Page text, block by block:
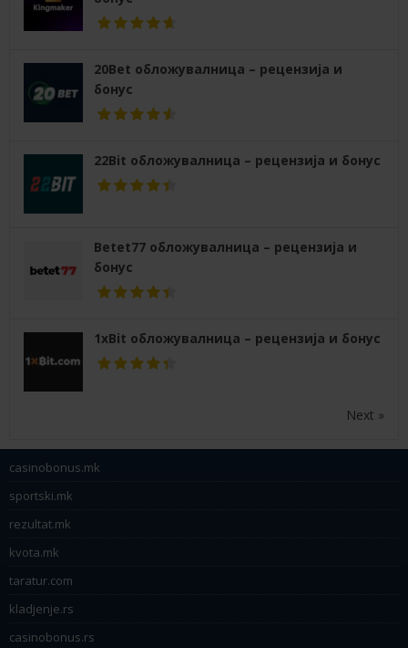
20Bet обложувалница – рецензија и
бонус
22Bit обложувалница – рецензија и бонус
Betet77 обложувалница – рецензија и
бонус
1xBit обложувалница – рецензија и бонус
Next »
casinobonus.mk
sportski.mk
rezultat.mk
kvota.mk
taratur.com
kladjenje.rs
casinobonus.rs